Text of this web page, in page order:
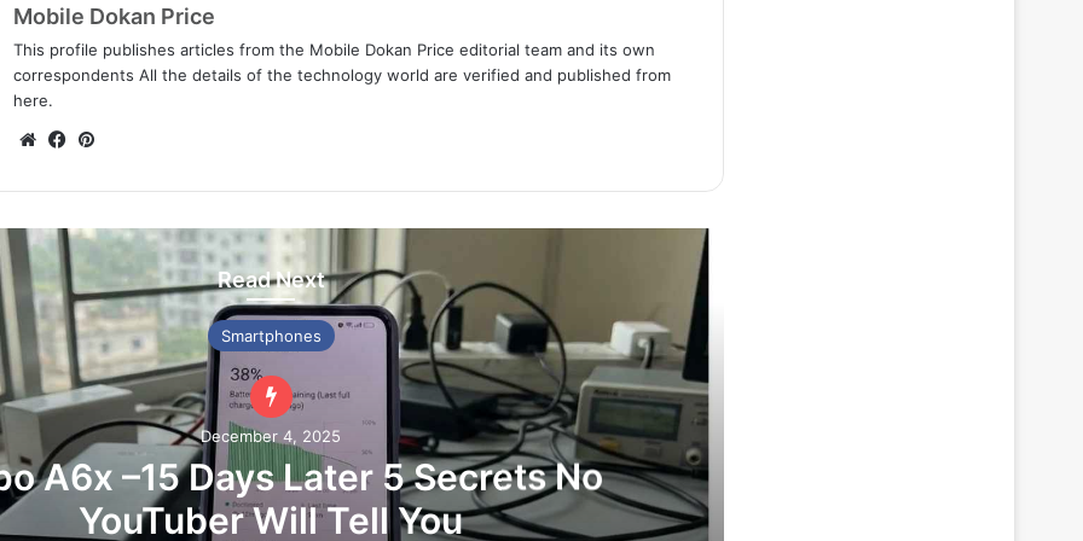
Mobile Dokan Price
This profile publishes articles from the Mobile Dokan Price editorial team and its own
correspondents All the details of the technology world are verified and published from
here.
We
te
Fa
bo
ok
est
Read Next
Smartphones
December 4, 2025
A6x –15 Days Later 5 Secrets No
YouTuber Will Tell You